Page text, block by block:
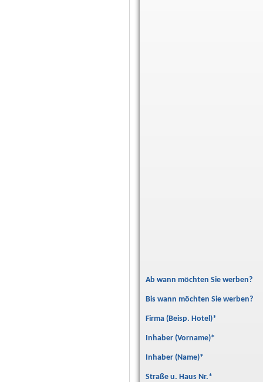
Ab wann möchten Sie werben?
Bis wann möchten Sie werben?
Firma (Beisp. Hotel)*
Inhaber (Vorname)*
Inhaber (Name)*
Straße u. Haus Nr.*